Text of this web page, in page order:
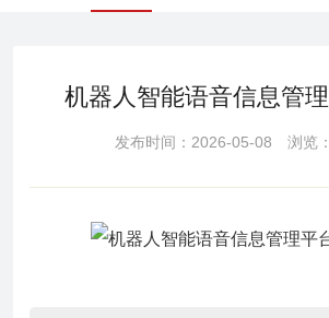
机器人智能语音信息管
发布时间：2026-05-08 浏览